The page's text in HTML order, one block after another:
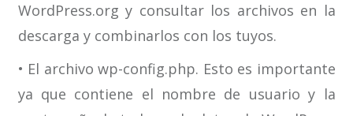
WordPress.org y consultar los archivos en la
descarga y combinarlos con los tuyos.
• El archivo wp-config.php. Esto es importante
ya que contiene el nombre de usuario y la